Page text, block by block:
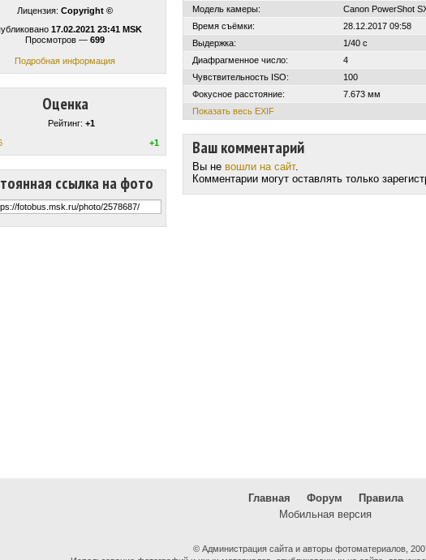
Лицензия: Copyright ©
17.02.2021 23:41 MSK
Просмотров — 699
Подробная информация
Оценка
Рейтинг: +1
+1
ссылка на фото
Модель камеры:
Canon PowerShot
Время съёмки:
28.12.2017 09:58
Выдержка:
1/40 с
Диафрагменное число:
4
Чувствительность ISO:
100
Фокусное расстояние:
7.673 мм
Показать весь EXIF
Ваш комментарий
Вы не вошли на сайт.
Комментарии могут оставлять только
Главная Форум
Правила
Мобильная версия
© Администрация сайта и авторы фотоматериалов,